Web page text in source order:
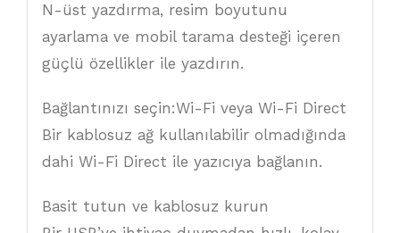
N-üst yazdırma, resim boyutunu
ayarlama ve mobil tarama desteği içeren
güçlü özellikler ile yazdırın.
Bağlantınızı seçin:Wi-Fi veya Wi-Fi Direct
Bir kablosuz ağ kullanılabilir olmadığında
dahi Wi-Fi Direct ile yazıcıya bağlanın.
Basit tutun ve kablosuz kurun